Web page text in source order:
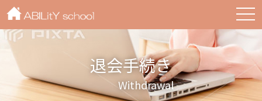
退会手続き
Withdrawal